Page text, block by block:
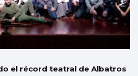
el récord teatral de Albatros